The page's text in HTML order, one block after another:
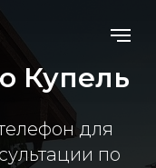
Купель
для
по